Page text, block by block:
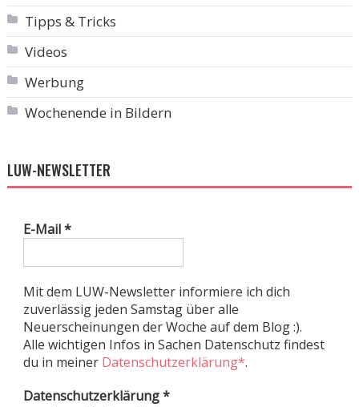
Tipps & Tricks
Videos
Werbung
Wochenende in Bildern
LUW-NEWSLETTER
E-Mail*
Mit dem LUW-Newsletter informiere ich dich
zuverlässig jeden Samstag über alle
Neuerscheinungen der Woche auf dem Blog :).
Alle wichtigen Infos in Sachen Datenschutz findest
du in meiner Datenschutzerklärung*.
Datenschutzerklärung*